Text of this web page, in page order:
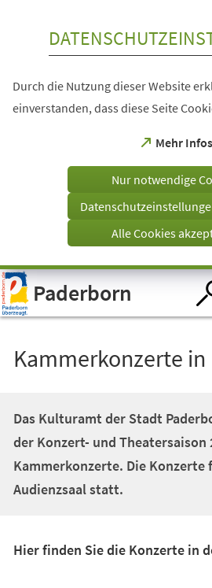
Visuelle
Assistenzsoftware
öffnen.
Durch die Nutzung dieser Website
einverstanden, dass diese Seite
Mehr Infos
(Öffnet
einem
Tab)
Nur notwendige
Alle Cookies
Paderborn
Kammerkonzerte
Das Kulturamt der Stadt
der Konzert- und Theatersaison
Kammerkonzerte. Die Konzerte
Audienzsaal statt.
Hier finden Sie die Konzerte in